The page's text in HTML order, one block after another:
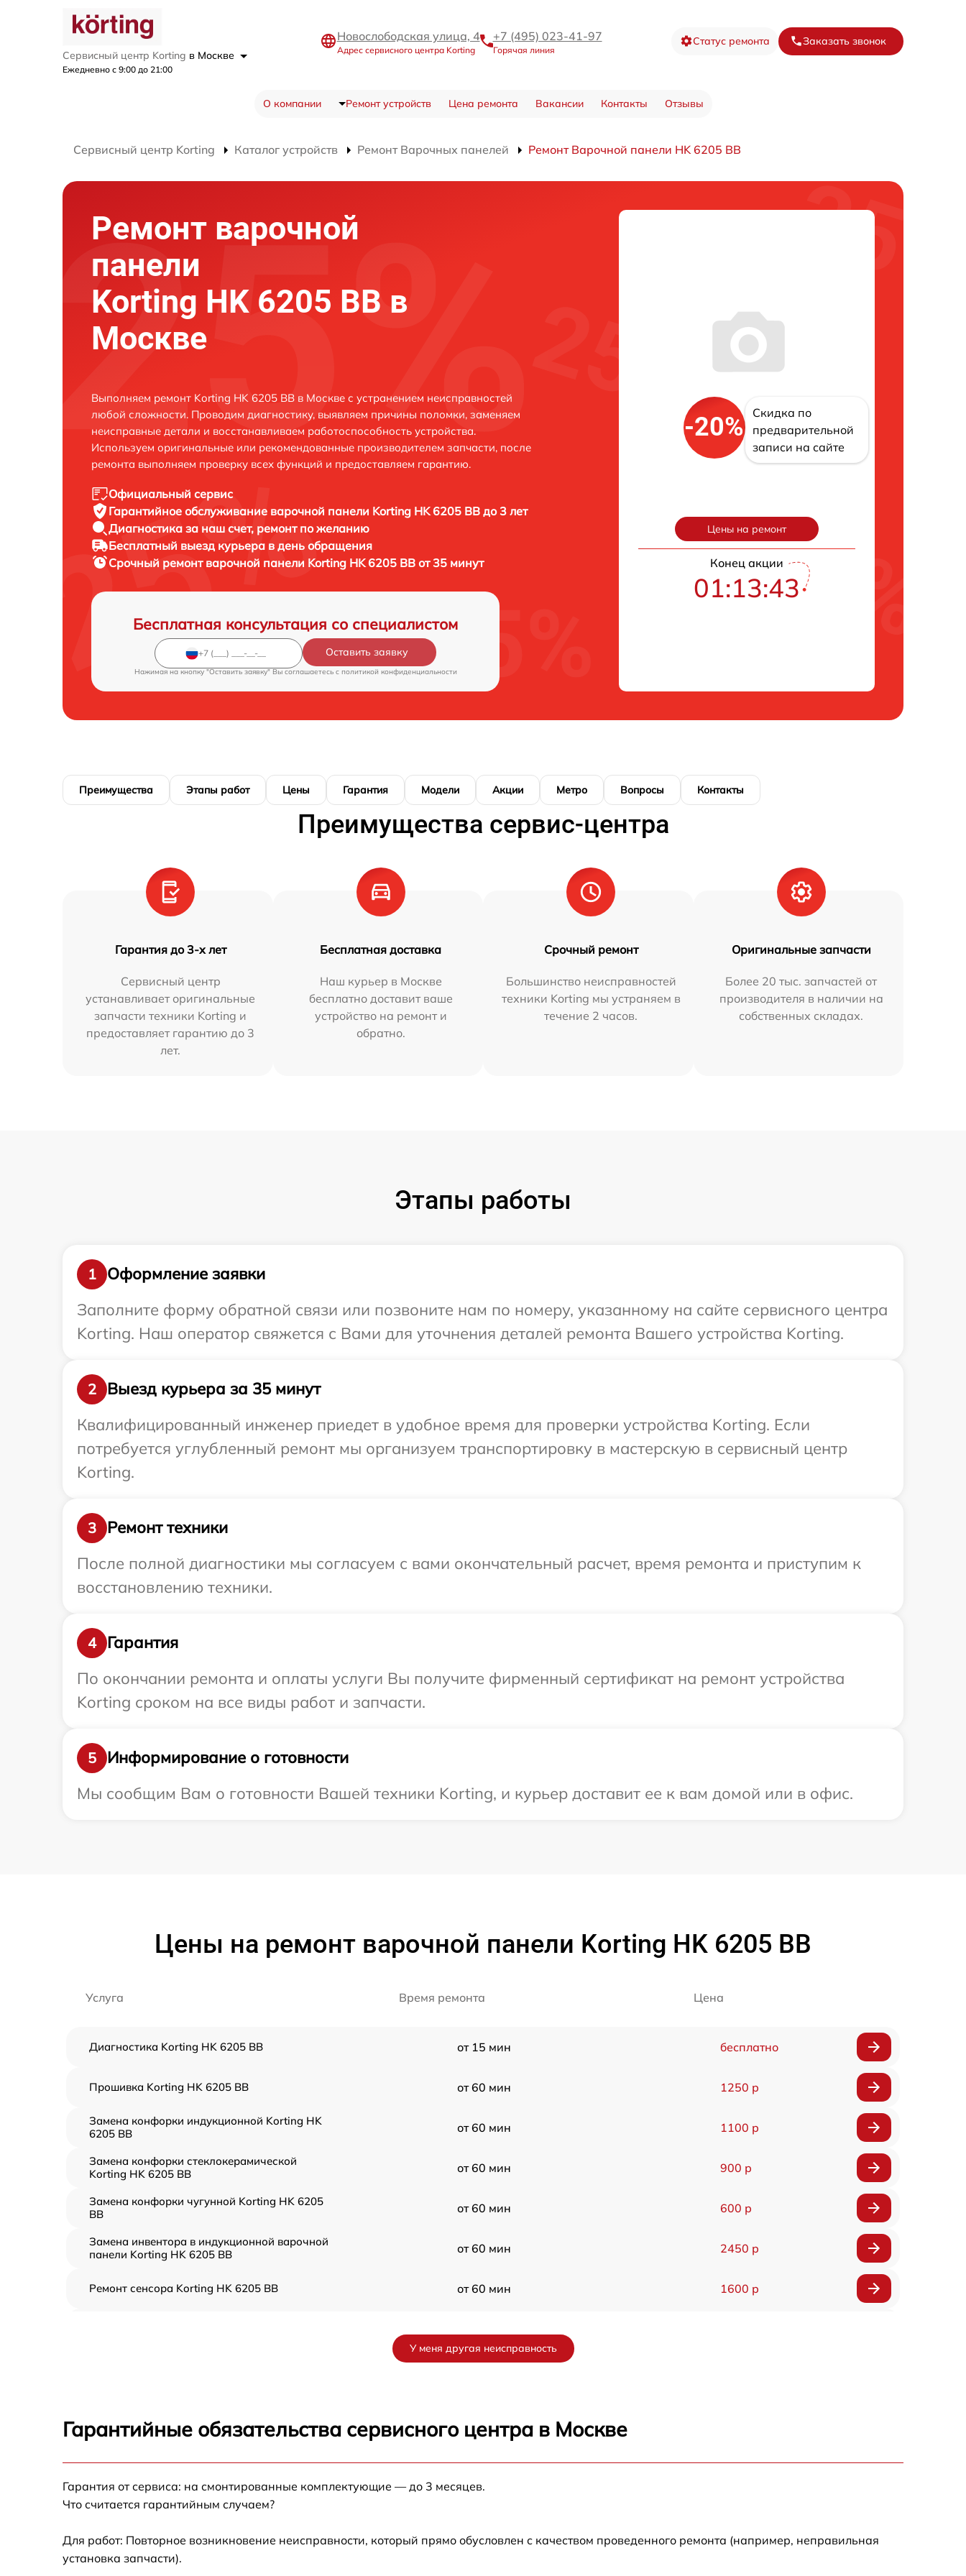
Сервисный центр Korting в Москве
Ежедневно с 9:00 до 21:00
Новослободская улица, 4
Адрес сервисного центра Korting
+7 (495) 023-41-97
Горячая линия
Статус ремонта Заказать звонок
О компании Ремонт устройств Цена ремонта Вакансии Контакты Отзывы
Сервисный центр Korting Каталог устройств Ремонт Варочных панелей Ремонт Варочной панели HK 6205 BB
Ремонт варочной
панели
Korting HK 6205 BB в
Москве
Выполняем ремонт Korting HK 6205 BB в Москве с устранением неисправностей
любой сложности. Проводим диагностику, выявляем причины поломки, заменяем
неисправные детали и восстанавливаем работоспособность устройства.
Используем оригинальные или рекомендованные производителем запчасти, после
ремонта выполняем проверку всех функций и предоставляем гарантию.
Официальный сервис
Гарантийное обслуживание варочной панели Korting HK 6205 BB до 3 лет
Диагностика за наш счет, ремонт по желанию
Бесплатный выезд курьера в день обращения
Срочный ремонт варочной панели Korting HK 6205 BB от 35 минут
Бесплатная консультация со специалистом
Оставить заявку
Нажимая на кнопку "Оставить заявку" Вы соглашаетесь c политикой конфиденциальности
-20%
Скидка по
предварительной
записи на сайте
Цены на ремонт
Конец акции
01:13:42
Преимущества Этапы работ Цены Гарантия Модели Акции Метро Вопросы Контакты
Преимущества сервис-центра
Гарантия до 3-х лет
Сервисный центр
устанавливает оригинальные
запчасти техники Korting и
предоставляет гарантию до 3
лет.
Бесплатная доставка
Наш курьер в Москве
бесплатно доставит ваше
устройство на ремонт и
обратно.
Срочный ремонт
Большинство неисправностей
техники Korting мы устраняем в
течение 2 часов.
Оригинальные запчасти
Более 20 тыс. запчастей от
производителя в наличии на
собственных складах.
Этапы работы
1
Оформление заявки
Заполните форму обратной связи или позвоните нам по номеру, указанному на сайте сервисного центра
Korting. Наш оператор свяжется с Вами для уточнения деталей ремонта Вашего устройства Korting.
2
Выезд курьера за 35 минут
Квалифицированный инженер приедет в удобное время для проверки устройства Korting. Если
потребуется углубленный ремонт мы организуем транспортировку в мастерскую в сервисный центр
Korting.
3
Ремонт техники
После полной диагностики мы согласуем с вами окончательный расчет, время ремонта и приступим к
восстановлению техники.
4
Гарантия
По окончании ремонта и оплаты услуги Вы получите фирменный сертификат на ремонт устройства
Korting сроком на все виды работ и запчасти.
5
Информирование о готовности
Мы сообщим Вам о готовности Вашей техники Korting, и курьер доставит ее к вам домой или в офис.
Цены на ремонт варочной панели Korting HK 6205 BB
Услуга Время ремонта Цена
Диагностика Korting HK 6205 BB от 15 мин бесплатно
Прошивка Korting HK 6205 BB от 60 мин 1250 р
Замена конфорки индукционной Korting HK
6205 BB
от 60 мин 1100 р
Замена конфорки стеклокерамической
Korting HK 6205 BB
от 60 мин 900 р
Замена конфорки чугунной Korting HK 6205
BB
от 60 мин 600 р
Замена инвентора в индукционной варочной
панели Korting HK 6205 BB
от 60 мин 2450 р
Ремонт сенсора Korting HK 6205 BB от 60 мин 1600 р
Замена сенсора Korting HK 6205 BB от 60 мин
У меня другая неисправность
Гарантийные обязательства сервисного центра в Москве
Гарантия от сервиса: на смонтированные комплектующие — до 3 месяцев.
Что считается гарантийным случаем?
Для работ: Повторное возникновение неисправности, который прямо обусловлен с качеством проведенного ремонта (например, неправильная
установка запчасти).